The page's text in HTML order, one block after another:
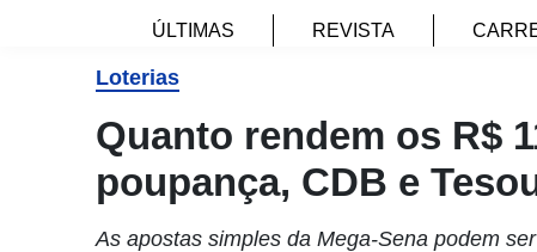
ÚLTIMAS REVISTA
Loterias
Quanto rendem os R$
poupança, CDB e
As apostas simples da Mega-Sena podem